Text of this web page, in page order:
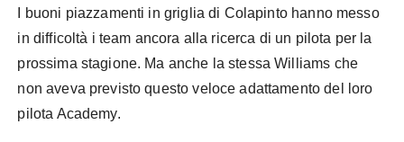
I buoni piazzamenti in griglia di Colapinto hanno messo
in difficoltà i team ancora alla ricerca di un pilota per la
prossima stagione. Ma anche la stessa Williams che
non aveva previsto questo veloce adattamento del loro
pilota Academy.